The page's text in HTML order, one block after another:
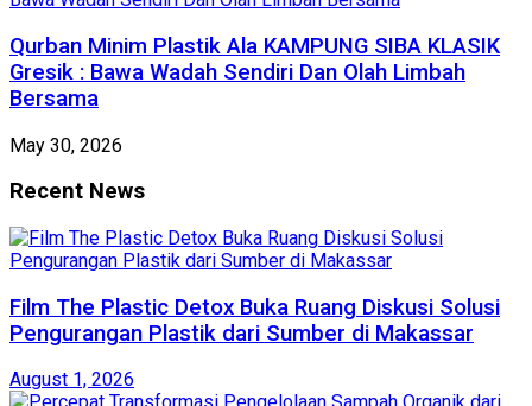
Qurban Minim Plastik Ala KAMPUNG SIBA KLASIK
Gresik : Bawa Wadah Sendiri Dan Olah Limbah
Bersama
May 30, 2026
Recent News
Film The Plastic Detox Buka Ruang Diskusi Solusi
Pengurangan Plastik dari Sumber di Makassar
August 1, 2026